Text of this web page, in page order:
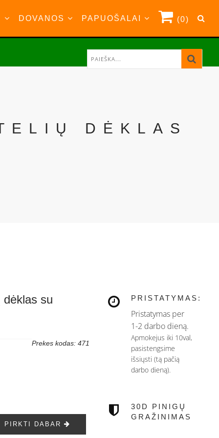
(0)
DOVANOS PAPUOŠALAI
DĖKLAS
dėklas su
Prekes kodas: 471
PIRKTI DABAR
PRISTATYMAS:
Pristatymas per
1-2 darbo dieną.
Apmokejus iki 10val,
pasistengsime
išsiųsti (tą pačią
darbo dieną).
30D PINIGŲ
GRAŽINIMAS